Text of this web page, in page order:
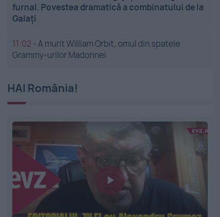
furnal. Povestea dramatică a combinatului de la
Galați
11:02 -A murit William Orbit, omul din spatele
Grammy-urilor Madonnei
HAI România!